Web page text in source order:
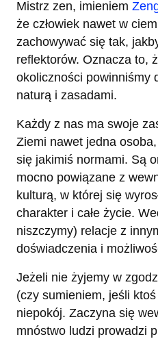
Mistrz zen, imieniem
że człowiek nawet w
zachowywać się tak,
reflektorów. Oznacza to,
okoliczności powinniśmy
naturą i zasadami.
Każdy z nas ma swoje
Ziemi nawet jedna
się jakimiś normami. Są
mocno powiązane z
kulturą, w której się
charakter i całe życie.
niszczymy) relacje z
doświadczenia i
Jeżeli nie żyjemy w
(czy sumieniem, jeśli
niepokój. Zaczyna się
mnóstwo ludzi prowadzi